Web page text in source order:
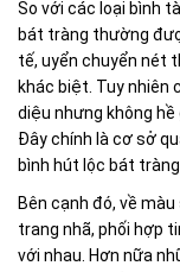
So với các loại bình
bát tràng thường
tế, uyển chuyển nét
khác biệt. Tuy nhiên
diệu nhưng không
Đây chính là cơ sở
bình hút lộc bát
Bên cạnh đó, về
trang nhã, phối hợp
với nhau. Hơn nữa